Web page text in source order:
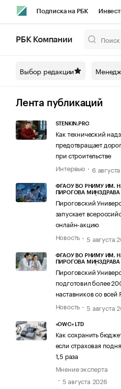
Подписка на РБК
Спецпроекты СПб
Технологии и медиа
РБК Компании
Выбор редакции
Лента публикаций
STENKIN.PRO
Как технический
предотвращает
при строительстве
Интервью
6
ФГАОУ ВО РНИМУ ИМ.
ПИРОГОВА
Пироговский
запускает
онлайн-акцию
Новость
5 августа
ФГАОУ ВО РНИМУ ИМ.
ПИРОГОВА
Пироговский
подготовил более
наставников со всей
Новость
5 августа
«OWC» LTD
Как сохранить
если страховая
1,5 раза
Мнение эксперта
5 августа 2026